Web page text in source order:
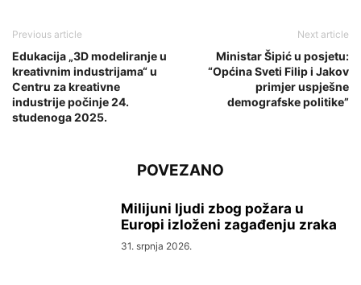
Previous article
Edukacija „3D modeliranje u
kreativnim industrijama“ u
Centru za kreativne
industrije počinje 24.
studenoga 2025.
Next article
Ministar Šipić u posjetu:
“Općina Sveti Filip i Jakov
primjer uspješne
demografske politike”
POVEZANO
Milijuni ljudi zbog požara u
Europi izloženi zagađenju zraka
31. srpnja 2026.